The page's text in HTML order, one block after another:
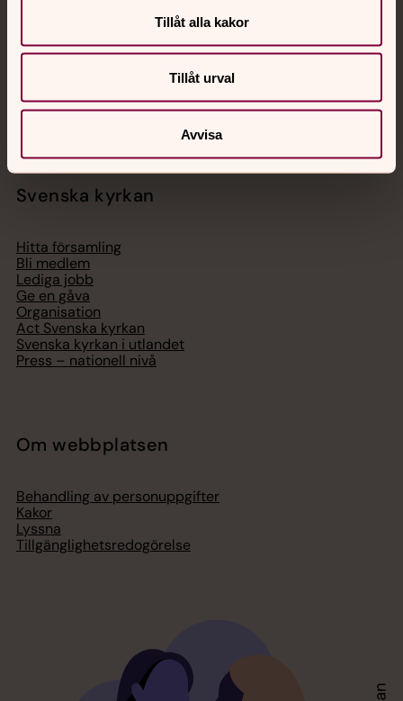
Tillåt alla kakor
Tillåt urval
Avvisa
med en präst på kvällar och nätter.
Telefon 112
Svenska kyrkan
Hitta församling
Bli medlem
Lediga jobb
Ge en gåva
Organisation
Act Svenska kyrkan
Svenska kyrkan i utlandet
Press – nationell nivå
Om webbplatsen
Behandling av personuppgifter
Kakor
Lyssna
Tillgänglighetsredogörelse